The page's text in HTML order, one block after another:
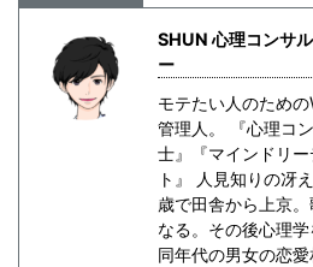
SHUN 心理コンサ
ー
モテたい人のための
管理人。 『心理コ
士』『マインドリ
ト』 人見知りの冴
歳で田舎から上京
なる。その後心理
同年代の男女の恋